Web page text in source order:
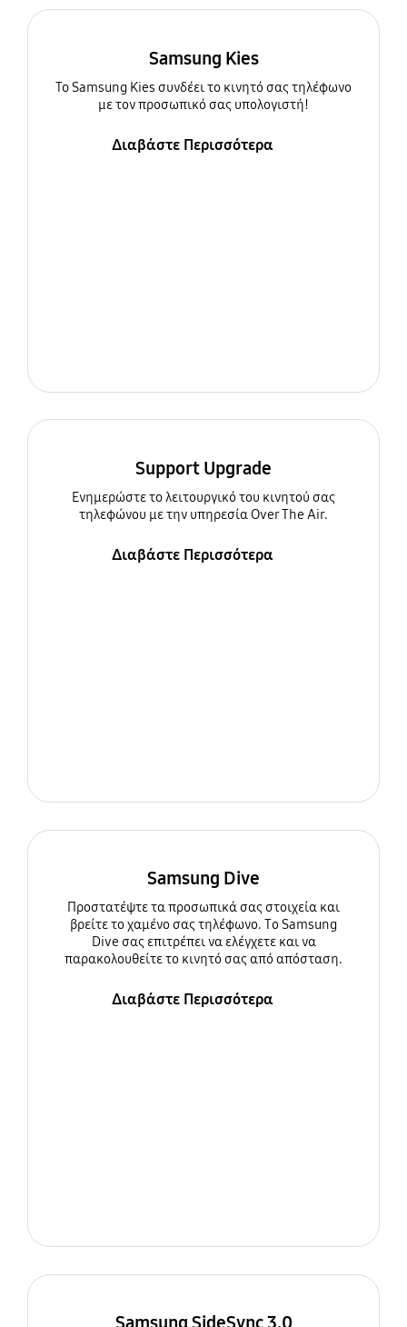
Samsung Kies
To Samsung Kies συνδέει το κινητό σας τηλέφωνο
με τον προσωπικό σας υπολογιστή!
Διαβάστε Περισσότερα
Support Upgrade
Ενημερώστε τo λειτουργικό του κινητού σας
τηλεφώνου με την υπηρεσία Over The Air.
Διαβάστε Περισσότερα
Samsung Dive
Προστατέψτε τα προσωπικά σας στοιχεία και
βρείτε το χαμένο σας τηλέφωνο. Το Samsung
Dive σας επιτρέπει να ελέγχετε και να
παρακολουθείτε το κινητό σας από απόσταση.
Διαβάστε Περισσότερα